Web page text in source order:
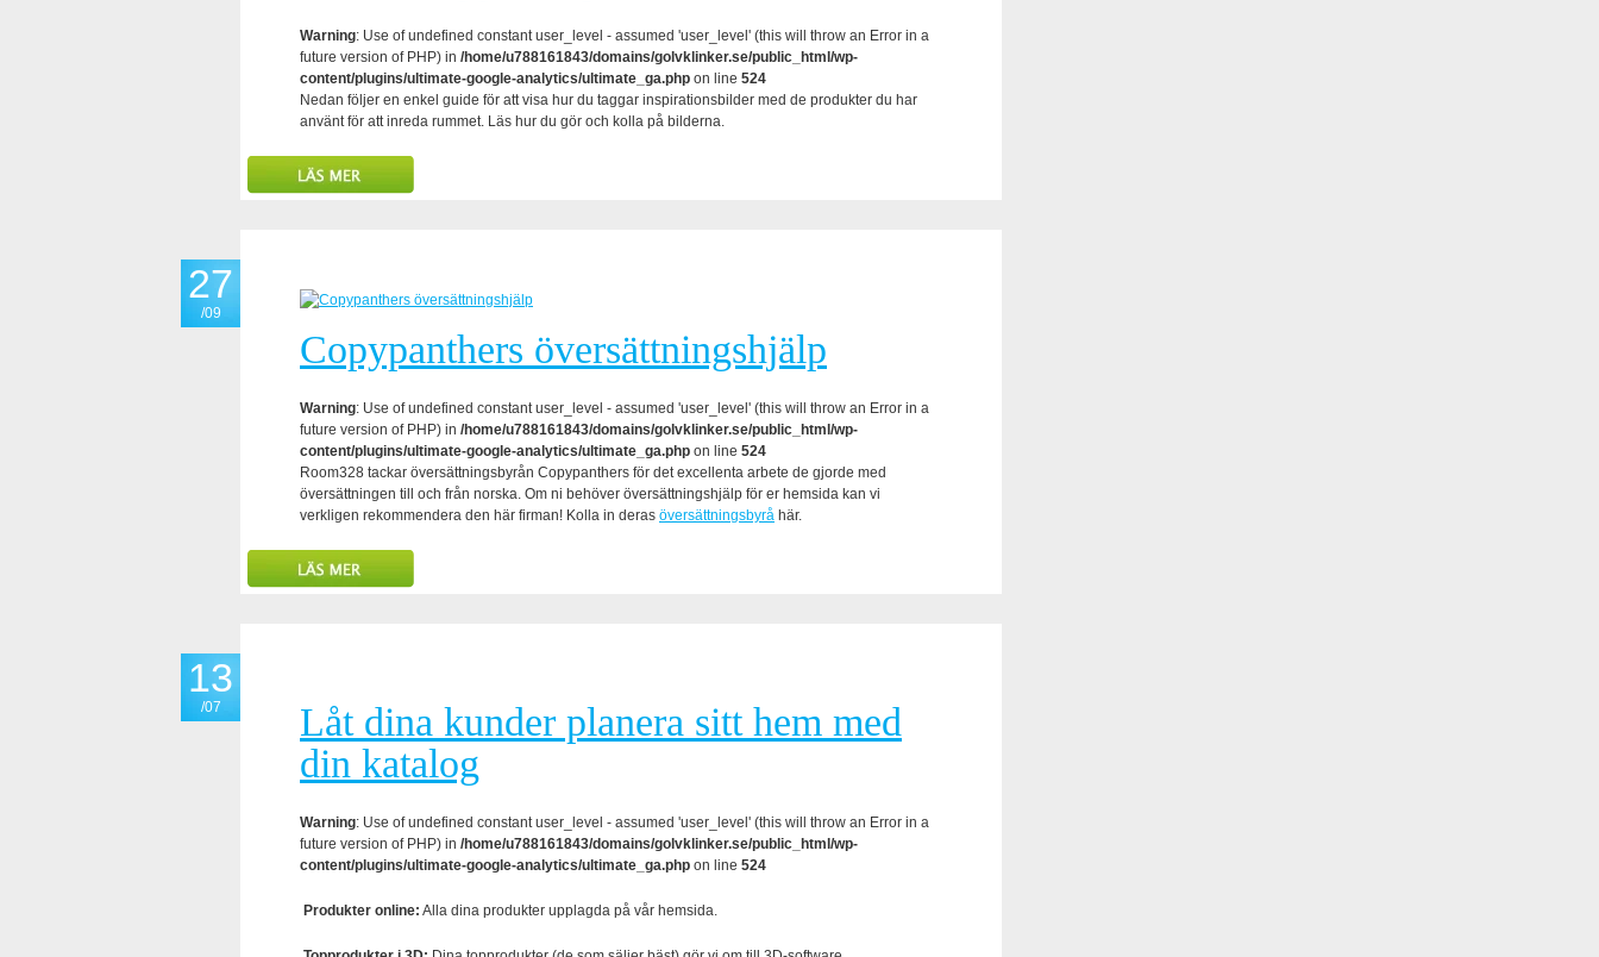
Warning: Use of undefined constant user_level - assumed 'user_level' (this will throw an Error in a
future version of PHP) in /home/u788161843/domains/golvklinker.se/public_html/wp-
content/plugins/ultimate-google-analytics/ultimate_ga.php on line 524
Nedan följer en enkel guide för att visa hur du taggar inspirationsbilder med de produkter du har
använt för att inreda rummet. Läs hur du gör och kolla på bilderna.
27
/09
Copypanthers översättningshjälp
Warning: Use of undefined constant user_level - assumed 'user_level' (this will throw an Error in a
future version of PHP) in /home/u788161843/domains/golvklinker.se/public_html/wp-
content/plugins/ultimate-google-analytics/ultimate_ga.php on line 524
Room328 tackar översättningsbyrån Copypanthers för det excellenta arbete de gjorde med
översättningen till och från norska. Om ni behöver översättningshjälp för er hemsida kan vi
verkligen rekommendera den här firman! Kolla in deras översättningsbyrå här.
13
/07
Låt dina kunder planera sitt hem med
din katalog
Warning: Use of undefined constant user_level - assumed 'user_level' (this will throw an Error in a
future version of PHP) in /home/u788161843/domains/golvklinker.se/public_html/wp-
content/plugins/ultimate-google-analytics/ultimate_ga.php on line 524
Produkter online: Alla dina produkter upplagda på vår hemsida.